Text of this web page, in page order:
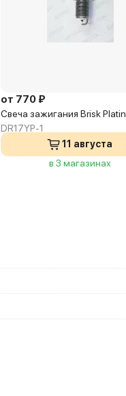
от 770 ₽
Свеча зажигания Brisk Platin
DR17YP-1
11 августа
в 3 магазинах